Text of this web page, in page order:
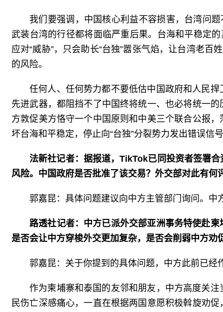
我们要强调，中国核心利益不容损害，台湾问
武装台湾的行径都将面临严重后果。台海和平稳定
应对“威胁”，只会助长“台独”嚣张气焰，让台湾老
的风险。
任何人、任何势力都不要低估中国政府和人民
先进武器，都阻挡不了中国终将统一、也必将统一
方敦促美方恪守一个中国原则和中美三个联合公报
坏台海和平稳定，停止向“台独”分裂势力发出错误信
法新社记者：据报道，TikTok已同投资者签署
风险。中国政府是否批准了该交易？外交部对此有何
郭嘉昆：具体问题建议向中方主管部门询问。中
路透社记者：中方已派外交部亚洲事务特使赴
是否会让中方穿梭外交更加复杂，是否会削弱中方劝
郭嘉昆：关于你提到的具体问题，中方此前已经
作为柬埔寨和泰国的友邻和朋友，中方高度关
民伤亡深感痛心，一直在根据两国意愿积极斡旋劝